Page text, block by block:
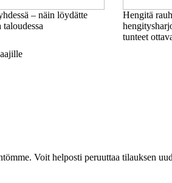
– näin löydätte
taloudessa
Hengitä
tunteet
Voit helposti peruuttaa tilauksen